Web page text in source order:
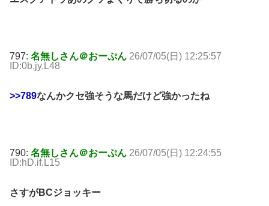
797: 名無しさん＠おーぷん 26/07/05(日) 12:25:57
ID:0b.jy.L48
>>789なんかクセ強そうな馬だけど強かったね
790: 名無しさん＠おーぷん 26/07/05(日) 12:24:55
ID:hD.if.L15
さすがBCジョッキー